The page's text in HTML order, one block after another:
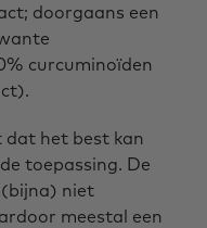
doorgaans een
curcuminoïden
het best kan
toepassing. De
niet
meestal een